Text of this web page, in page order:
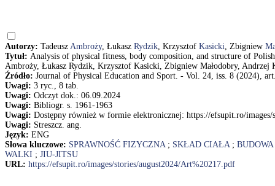
Autorzy: Tadeusz Ambroży, Łukasz Rydzik, Krzysztof Kasicki, Zbigniew
Tytuł: Analysis of physical fitness, body composition, and structure of
Ambroży, Łukasz Rydzik, Krzysztof Kasicki, Zbigniew Małodobry, Andrzej
Źródło: Journal of Physical Education and Sport. - Vol. 24, iss. 8 (2024),
Uwagi: 3 ryc., 8 tab.
Uwagi: Odczyt dok.: 06.09.2024
Uwagi: Bibliogr. s. 1961-1963
Uwagi: Dostępny również w formie elektronicznej: https://efsupit.ro/
Uwagi: Streszcz. ang.
Język: ENG
Słowa kluczowe: SPRAWNOŚĆ FIZYCZNA; SKŁAD CIAŁA;
WALKI ; JIU-JITSU
URL: https://efsupit.ro/images/stories/august2024/Art%20217.pdf